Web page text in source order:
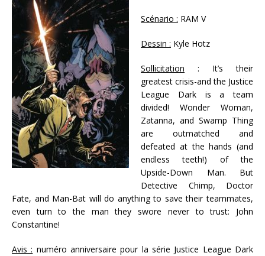
Scénario : RAM V
Dessin : Kyle Hotz
Sollicitation : It’s their
greatest crisis-and the Justice
League Dark is a team
divided! Wonder Woman,
Zatanna, and Swamp Thing
are outmatched and
defeated at the hands (and
endless teeth!) of the
Upside-Down Man. But
Detective Chimp, Doctor
Fate, and Man-Bat will do anything to save their teammates,
even turn to the man they swore never to trust: John
Constantine!
Avis : numéro anniversaire pour la série Justice League Dark